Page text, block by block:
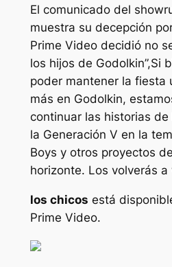
El comunicado del
muestra su decepción
Prime Video decidió no
los hijos de Godolkin”,Si
poder mantener la fiesta
más en Godolkin,
continuar las historias
la Generación V en la
Boys y otros proyectos
horizonte. Los volverás a
los chicos está
Prime Video.